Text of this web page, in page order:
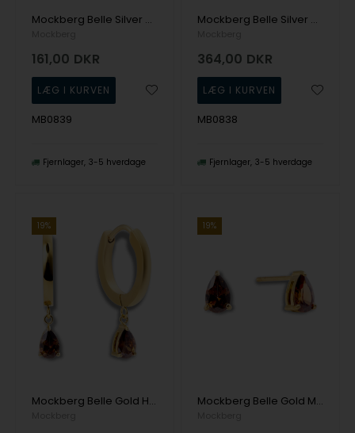
Mockberg Belle Silver Sm. Studs White Ørering
161,00 DKR
MB0839
Fjernlager 3-5 hverdage
Mockberg Belle Silver Necklace White Halskæde
364,00 DKR
MB0838
Fjernlager 3-5 hverdage
19%
Mockberg Belle Gold Hoops Coffee Ørering
19%
Mockberg Belle Gold Med. Studs Coffee Ørering